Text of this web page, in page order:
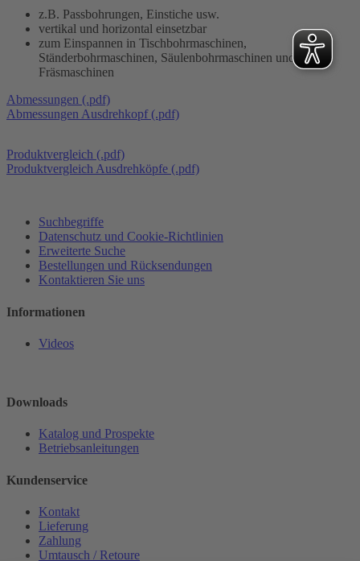
z.B. Passbohrungen, Einstiche usw.
vertikal und horizontal einsetzbar
zum Einspannen in Tischbohrmaschinen,
Ständerbohrmaschinen, Säulenbohrmaschinen und
Fräsmaschinen
Abmessungen (.pdf)
Abmessungen Ausdrehkopf (.pdf)
Produktvergleich (.pdf)
Produktvergleich Ausdrehköpfe (.pdf)
Suchbegriffe
Datenschutz und Cookie-Richtlinien
Erweiterte Suche
Bestellungen und Rücksendungen
Kontaktieren Sie uns
Informationen
Videos
Downloads
Katalog und Prospekte
Betriebsanleitungen
Kundenservice
Kontakt
Lieferung
Zahlung
Umtausch / Retoure